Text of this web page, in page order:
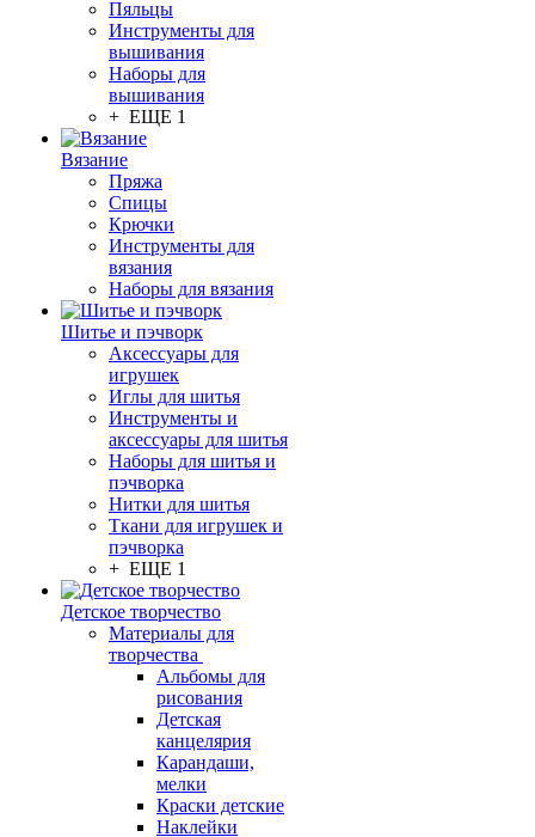
Пяльцы
Инструменты для
вышивания
Наборы для
вышивания
+ ЕЩЕ 1
Вязание
Пряжа
Спицы
Крючки
Инструменты для
вязания
Наборы для вязания
Шитье и пэчворк
Аксессуары для
игрушек
Иглы для шитья
Инструменты и
аксессуары для шитья
Наборы для шитья и
пэчворка
Нитки для шитья
Ткани для игрушек и
пэчворка
+ ЕЩЕ 1
Детское творчество
Материалы для
творчества
Альбомы для
рисования
Детская
канцелярия
Карандаши,
мелки
Краски детские
Наклейки